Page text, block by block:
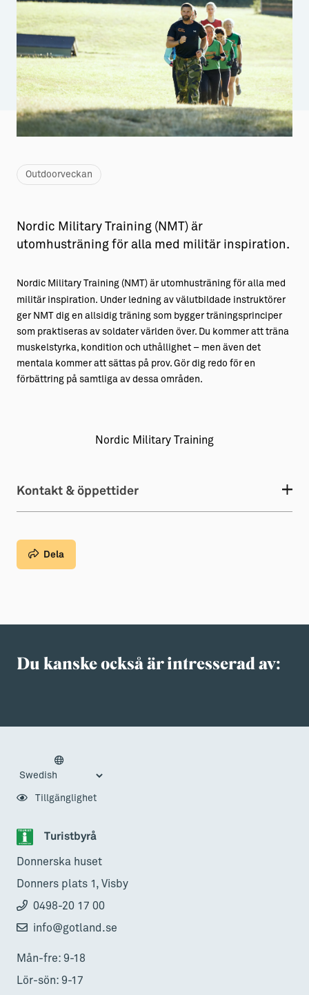
Aktiviteter
Sustainable Plejs
Möten & kongresser
Hansestaden världsarv
Gotlands kulturarv
→ Gutamål och gotländska
Allt om bostad
→ Hyra bostad
→ Köpa bostad
→ Bygga hus
→ Idrottsliv
Barn & Familj
Outdoorveckan
Nordic Military Training (NMT) är
utomhusträning för alla med militär inspiration.
Nordic Military Training (NMT) är utomhusträning för alla med
militär inspiration. Under ledning av välutbildade instruktörer
ger NMT dig en allsidig träning som bygger träningsprinciper
som praktiseras av soldater världen över. Du kommer att träna
muskelstyrka, kondition och uthållighet – men även det
mentala kommer att sättas på prov. Gör dig redo för en
förbättring på samtliga av dessa områden.
Nordic Military Training
Kontakt & öppettider
Dela
Du kanske också är intresserad av:
Turistbyrå
Donnerska huset
Donners plats 1, Visby
0498-20 17 00
info@gotland.se
Mån-fre: 9-18
Lör-sön: 9-17
Tillgänglighet